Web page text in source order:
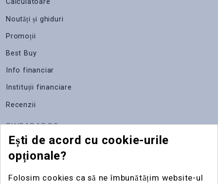
Calculatoare
Noutăți și ghiduri
Promoții
Best Buy
Info financiar
Instituții financiare
Recenzii
FINRADAR.RO
Despre noi
Ești de acord cu cookie-urile
opționale?
Folosim cookies ca să ne îmbunătățim website-ul